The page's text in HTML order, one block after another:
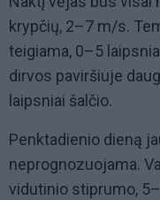
krypčių, 2–7 m/s.
teigiama, 0–5
dirvos paviršiuje
laipsniai šalčio.
Penktadienio dieną
neprognozuojama.
vidutinio stiprumo,